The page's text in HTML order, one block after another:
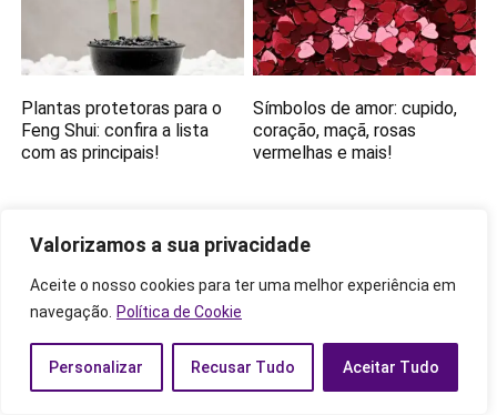
Valorizamos a sua privacidade
Aceite o nosso cookies para ter uma melhor experiência em
navegação.
Política de Cookie
Personalizar Recusar Tudo Aceitar Tudo
Plantas protetoras para o
Feng Shui: confira a lista
com as principais!
Símbolos de amor: cupido,
coração, maçã, rosas
vermelhas e mais!
Significado da cor índigo:
Qual o significado da Flor-